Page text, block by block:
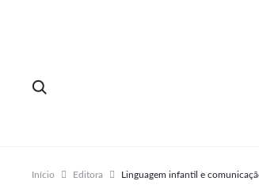
Início Editora Linguagem infantil e